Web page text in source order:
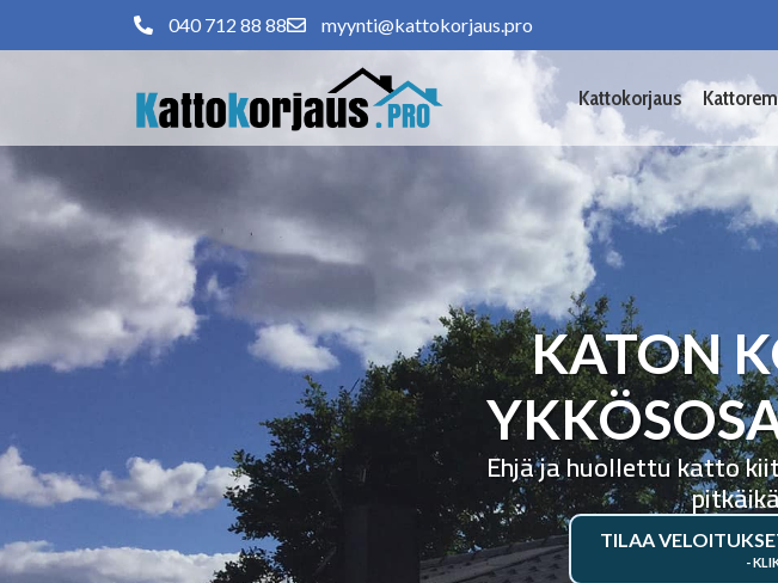
040 712 88 88 myynti@kattokorjaus.pro
Kattokorjaus
KATON
Ehjä ja huollettu katto
TILAA